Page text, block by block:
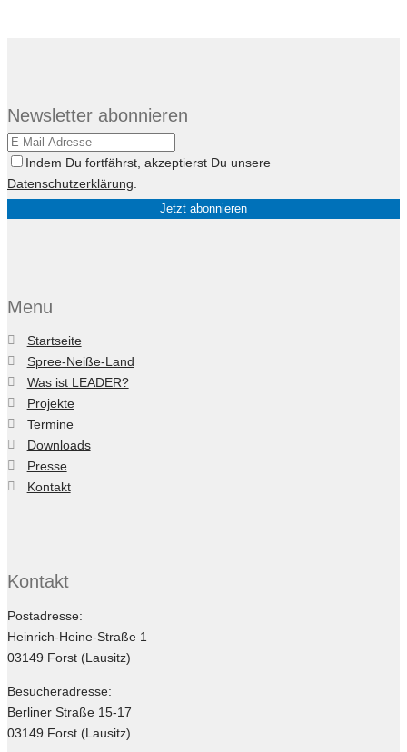
Newsletter abonnieren
Indem Du fortfährst, akzeptierst Du unsere
Datenschutzerklärung
Menu
Startseite
Spree-Neiße-Land
Was ist LEADER?
Projekte
Termine
Downloads
Presse
Kontakt
Kontakt
Postadresse:
Heinrich-Heine-Straße 1
03149 Forst (Lausitz)
Besucheradresse:
Berliner Straße 15-17
03149 Forst (Lausitz)